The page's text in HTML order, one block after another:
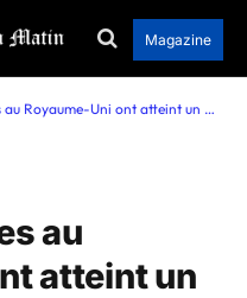
Magazine
Uni ont atteint un record de 34,8 °C en mai
au
atteint un